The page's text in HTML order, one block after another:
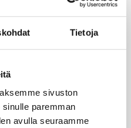
Tietoja
sivuston
paremman
avulla seuraamme
on tehdä pelkästään kovia
tehoalueella ja aina
Muista siis harrastaa
suorituskykyä haastavaan
on kuitenkin tärkeää, että
jotta saat siitä arkeen